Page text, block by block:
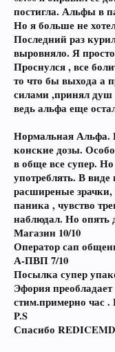
постигла. Альфы в
Но я больше не
Последний раз
выровняло. Я
Проснулся , все
то что бы выхода а
силами ,принял
ведь альфа еще
Нормальная Альфа.
конские дозы.
в обще все супер.
употреблять. В
расширеные зрачки,
паника , чувство
наблюдал. Но опять
Магазин 10/10
Оператор сап
А-ПВП 7/10
Посылка супер
Эфория
стим.примерно час .
P.S
Спасибо